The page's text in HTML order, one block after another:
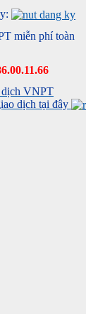
miễn phí toàn
dịch VNPT
dịch tại đây